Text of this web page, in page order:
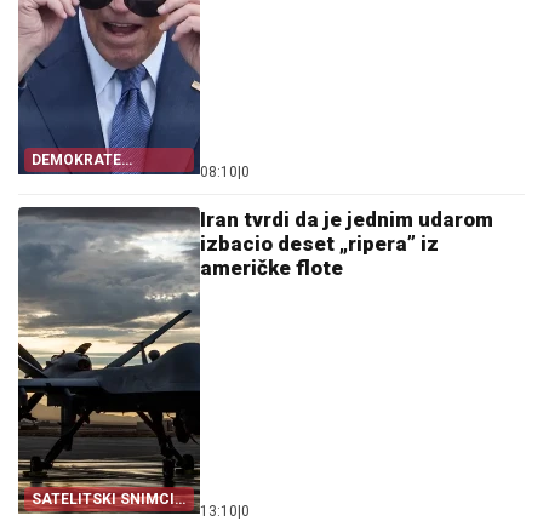
DEMOKRATE
STRAHUJU
08:10 0
SATELITSKI SNIMCI
POTVRDILI
Iran tvrdi da je jednim udarom
izbacio deset „ripera” iz
američke flote
13:10 0